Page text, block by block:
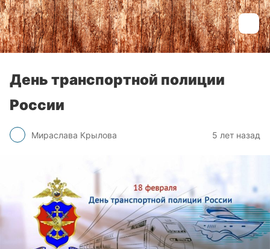
День транспортной полиции
России
Мираслава Крылова 5 лет назад